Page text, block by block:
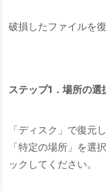
破損したファイルを
ステップ1．場所の選
「ディスク」で復元
「特定の場所」を選
ックしてください。